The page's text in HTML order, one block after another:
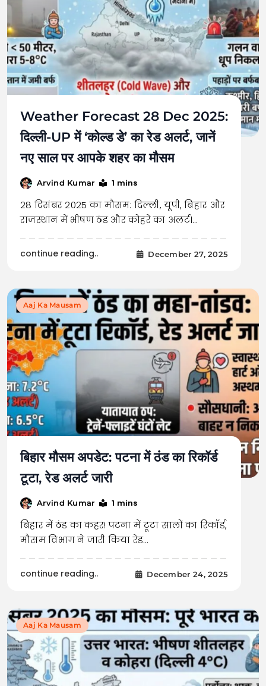
Weather Forecast 28 Dec 2025:
दिल्ली-UP में ‘कोल्ड डे’ का रेड अलर्ट, जानें
नए साल पर आपके शहर का मौसम
Arvind Kumar 1 mins
28 दिसंबर 2025 का मौसम: दिल्ली, यूपी, बिहार और
राजस्थान में भीषण ठंड और कोहरे का अलर्ट।…
continue reading.. December 27, 2025
Aaj Ka Mausam
बिहार मौसम अपडेट: पटना में ठंड का रिकॉर्ड
टूटा, रेड अलर्ट जारी
Arvind Kumar 1 mins
बिहार में ठंड का कहर! पटना में टूटा सालों का रिकॉर्ड,
मौसम विभाग ने जारी किया रेड…
continue reading.. December 24, 2025
Aaj Ka Mausam